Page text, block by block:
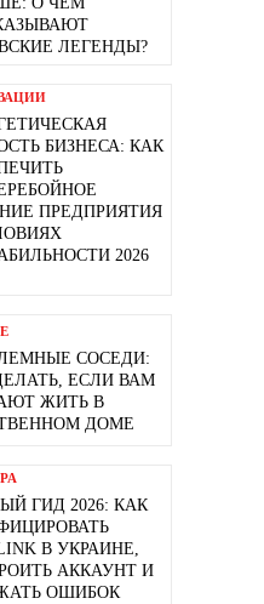
ЛЕГЕНДЫ?
БИЗНЕСА: КАК
ПРЕДПРИЯТИЯ
2026
СОСЕДИ:
ЕСЛИ ВАМ
ЖИТЬ В
ДОМЕ
ГИД 2026: КАК
В УКРАИНЕ,
АККАУНТ И
ОШИБОК